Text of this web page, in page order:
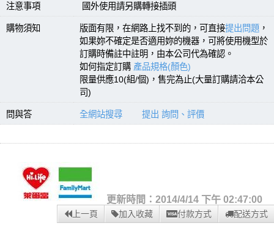
注意事項 國外使用請另購轉接插頭
購物須知 版面有限，在網路上找不到的，可直接提出問題 ，
如果妳不確定是否適用妳的機器，可將使用機型於
訂購時備註中註明，由本公司代為確認。
如何指定訂購 產品規格(顏色)
限量供應10(組/個)，售完為止(大量訂購請洽本公
司)
問與答 全網站搜尋 提出 詢問、評價
更新時間：2014/4/14 下午 02:47:00
上一頁 加入收藏 付款方式 配送方式